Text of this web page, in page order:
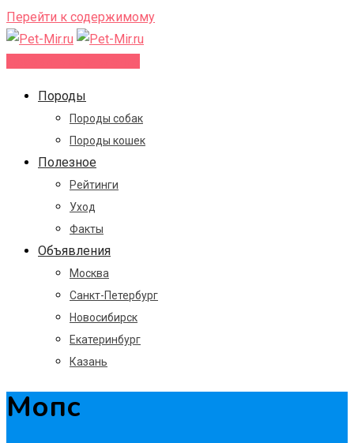
Перейти к содержимому
Породы
Породы собак
Породы кошек
Полезное
Рейтинги
Уход
Факты
Объявления
Москва
Санкт-Петербург
Новосибирск
Екатеринбург
Казань
Мопс